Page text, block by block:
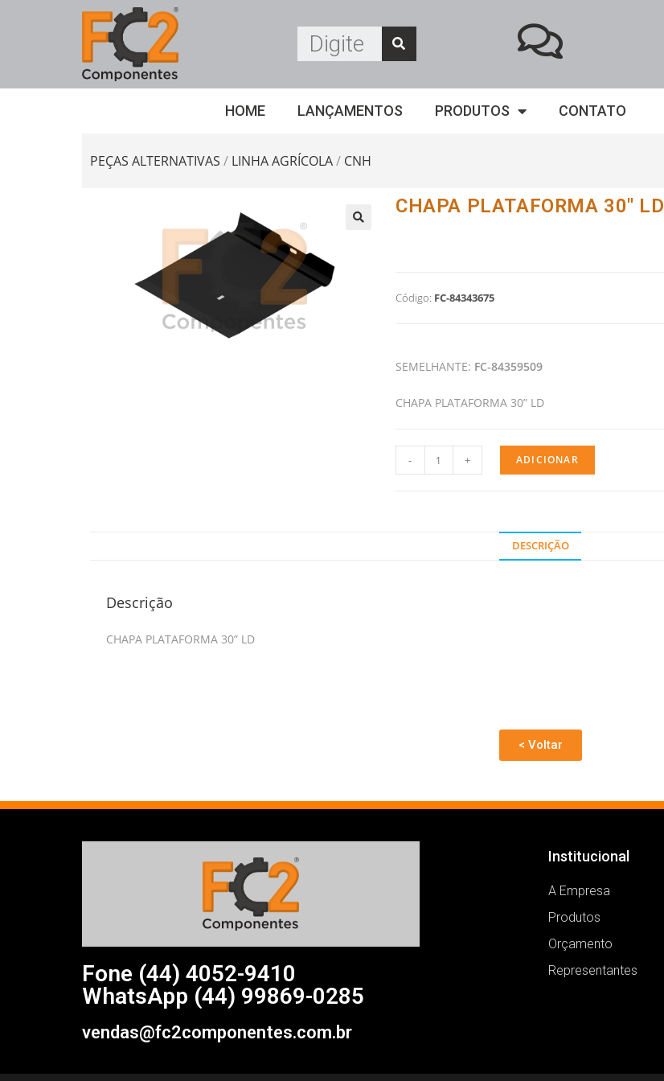
HOME LANÇAMENTOS PRODUTOS CONTATO
PEÇAS ALTERNATIVAS / LINHA AGRÍCOLA/ CNH
CHAPA PLATAFORMA 30'' LD
Código: FC-84343675
SEMELHANTE: FC-84359509
CHAPA PLATAFORMA 30” LD
- + ADICIONAR
DESCRIÇÃO
Descrição
CHAPA PLATAFORMA 30” LD
< Voltar
Fone (44) 4052-9410
WhatsApp (44) 99869-0285
vendas@fc2componentes.com.br
Institucional
A Empresa
Produtos
Orçamento
Representantes